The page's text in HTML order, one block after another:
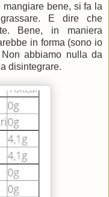
bene, si fa la
E dire che
Bene, in maniera
in forma (sono io
abbiamo nulla da
disintegrare.